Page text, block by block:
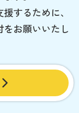
するために、
お願いいたし